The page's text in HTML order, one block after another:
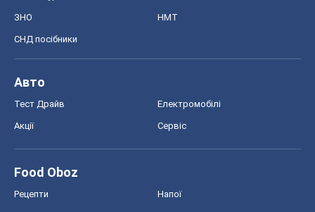
ЗНО НМТ
СНД посібники
Авто
Тест Драйв Електромобілі
Акції Сервіс
Food Oboz
Рецепти Напої